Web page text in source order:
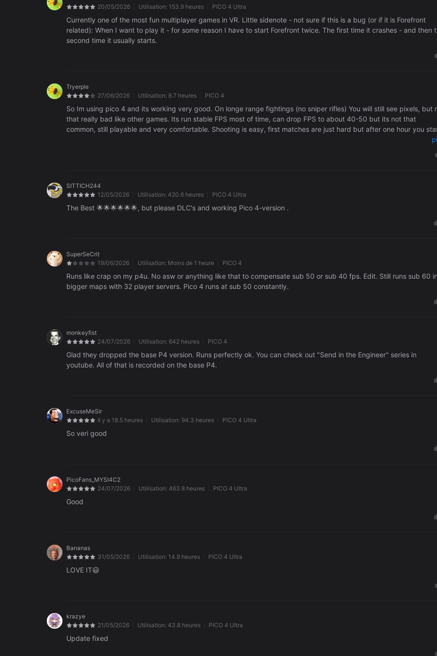
20/05/2026
Utilisation: 153.9 heures PICO 4 Ultra
Currently one of the most fun multiplayer games in VR. Little sidenote - not sure if this is a bug (or if it is Forefront
related): When I want to play it - for some reason I have to start Forefront twice. The first time it crashes - and then
second time it usually starts.
Tryerple
27/06/2026
Utilisation: 8.7 heures PICO 4
So Im using pico 4 and its working very good. On longe range fightings (no sniper rifles) You will still see pixels, but
that really bad like other games. Its run stable FPS most of time, can drop FPS to about 40-50 but its not that
common, still playable and very comfortable. Shooting is easy, first matches are just hard but after one hour you
to know what ya doing and can kill some ppls in match. Weapons are customisable, few maps on each gamemode,
SITTICH244
12/05/2026
Utilisation: 420.6 heures PICO 4 Ultra
The Best 🌟🌟🌟🌟🌟🌟, but please DLC's and working Pico 4-version .
SuperSeCrit
19/06/2026
Utilisation: Moins de 1 heure PICO 4
Runs like crap on my p4u. No asw or anything like that to compensate sub 50 or sub 40 fps. Edit. Still runs sub 60 in
bigger maps with 32 player servers. Pico 4 runs at sub 50 constantly.
monkeyfist
24/07/2026
Utilisation: 642 heures PICO 4
Glad they dropped the base P4 version. Runs perfectly ok. You can check out "Send in the Engineer" series in
youtube. All of that is recorded on the base P4.
ExcuseMeSir
Il y a 18.5 heures
Utilisation: 94.3 heures PICO 4 Ultra
So veri good
PicoFans_MYSI4C2
24/07/2026
Utilisation: 463.8 heures PICO 4 Ultra
Good
Bananas
31/05/2026
Utilisation: 14.9 heures PICO 4 Ultra
LOVE IT😃
krazye
21/05/2026
Utilisation: 43.8 heures PICO 4 Ultra
Update fixed